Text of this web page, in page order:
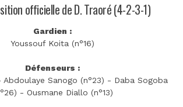
officielle de D. Traoré (4-2-3-1)
Gardien :
Youssouf Koita (n°16)
Défenseurs :
Abdoulaye Sanogo (n°23) - Daba Sogoba
- Ousmane Diallo (n°13)